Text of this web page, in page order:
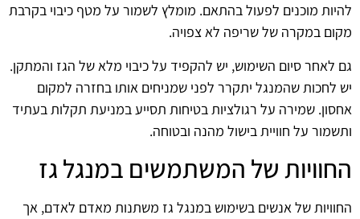
להיות מוכנים לפעול בהתאם. מומלץ לשמור על מטף כיבוי בקרבת
מקום במקרה של שריפה לא צפויה.
גם לאחר סיום השימוש, יש להקפיד על כיבוי מלא של הגז והמתקן.
יש לחכות שהמנגל יתקרר לפני שמניחים אותו בחזרה למקום
אחסון. שמירה על רגולציות בטיחות תסייע במניעת תקלות בעתיד
ותשמור על חוויית בישול מהנה ובטוחה.
החוויות של המשתמשים במנגל גז
החוויות של אנשים בשימוש במנגל גז משתנות מאדם לאדם, אך